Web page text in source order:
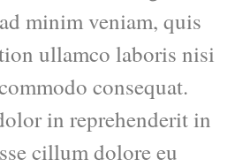
minim veniam, quis
ullamco laboris nisi
consequat.
in reprehenderit in
cillum dolore eu